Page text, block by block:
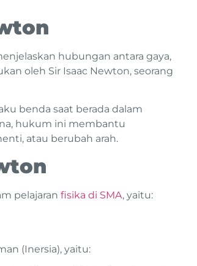
hubungan antara gaya,
oleh Sir Isaac Newton, seorang
benda saat berada dalam
hukum ini membantu
atau berubah arah.
pelajaran fisika di SMA, yaitu:
(Inersia), yaitu: